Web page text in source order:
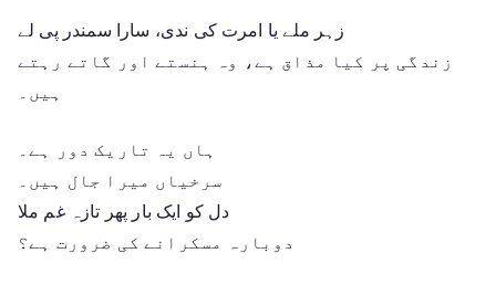
زہر ملے یا امرت کی ندی، سارا سمندر پی لے
زندگی پر کیا مذاق ہے، وہ ہنستے اور گاتے رہتے
ہیں۔
ہاں یہ تاریک دور ہے۔
سرخیاں میرا جال ہیں۔
دل کو ایک بار پھر تازہ غم ملا
دوبارہ مسکرانے کی ضرورت ہے؟